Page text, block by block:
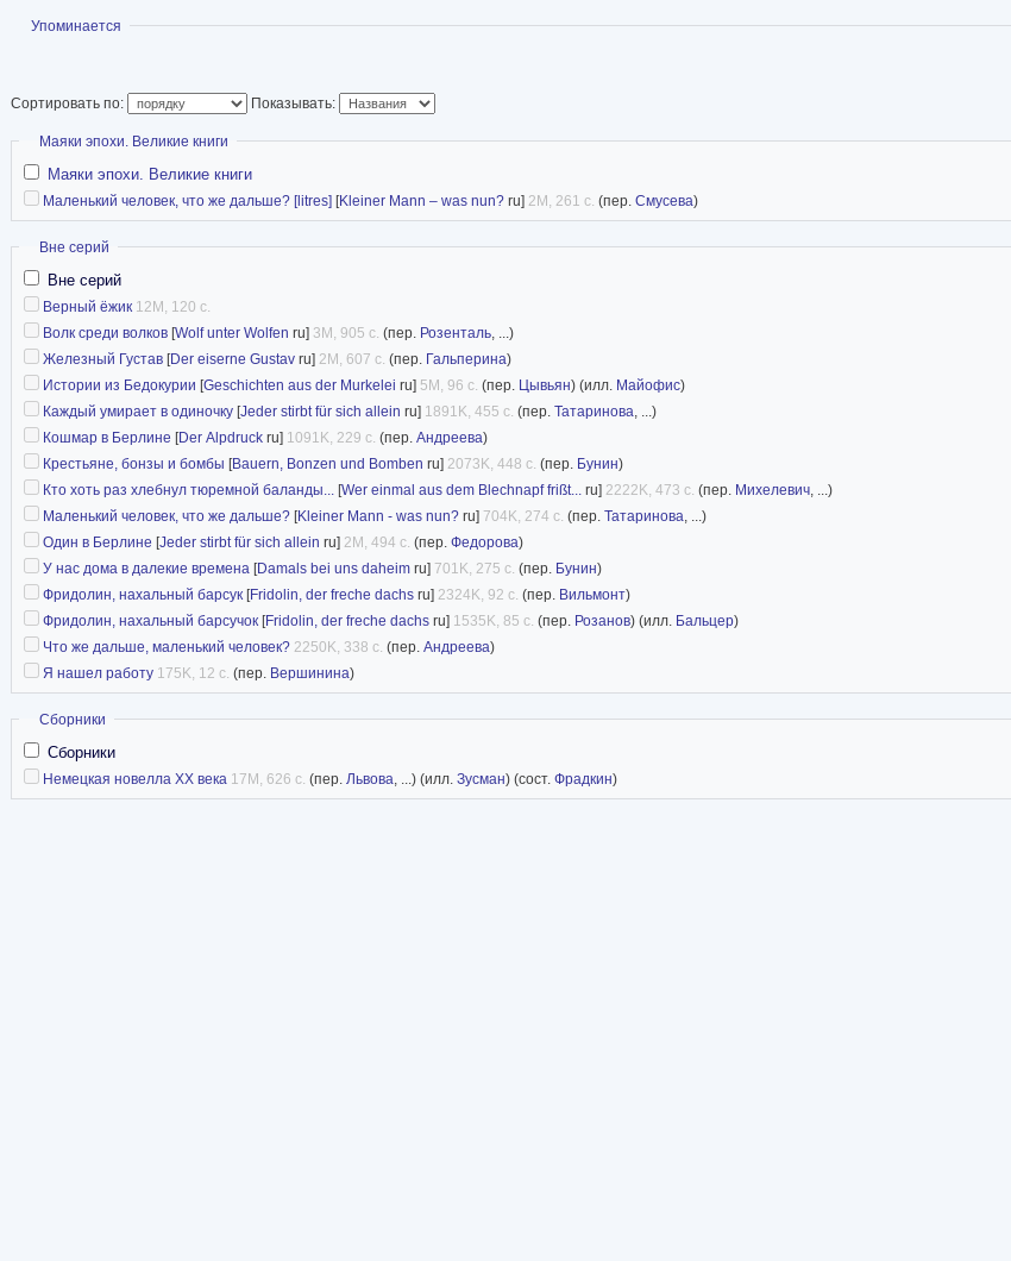
Показать
Упоминается
Сортировать по: Показывать:
Скрыть
Маяки эпохи. Великие книги
Маяки эпохи. Великие книги
Маленький человек, что же дальше? [litres] [Kleiner Mann – was nun? ru] 2M, 261 с. (пер. Смусева)
Скрыть
Вне серий
Вне серий
Верный ёжик 12M, 120 с.
Волк среди волков [Wolf unter Wolfen ru] 3M, 905 с. (пер. Розенталь, ...)
Железный Густав [Der eiserne Gustav ru] 2M, 607 с. (пер. Гальперина)
Истории из Бедокурии [Geschichten aus der Murkelei ru] 5M, 96 с. (пер. Цывьян) (илл. Майофис)
Каждый умирает в одиночку [Jeder stirbt für sich allein ru] 1891K, 455 с. (пер. Татаринова, ...)
Кошмар в Берлине [Der Alpdruck ru] 1091K, 229 с. (пер. Андреева)
Крестьяне, бонзы и бомбы [Bauern, Bonzen und Bomben ru] 2073K, 448 с. (пер. Бунин)
Кто хоть раз хлебнул тюремной баланды... [Wer einmal aus dem Blechnapf frißt... ru] 2222K, 473 с. (пер. Михелевич, ...)
Маленький человек, что же дальше? [Kleiner Mann - was nun? ru] 704K, 274 с. (пер. Татаринова, ...)
Один в Берлине [Jeder stirbt für sich allein ru] 2M, 494 с. (пер. Федорова)
У нас дома в далекие времена [Damals bei uns daheim ru] 701K, 275 с. (пер. Бунин)
Фридолин, нахальный барсук [Fridolin, der freche dachs ru] 2324K, 92 с. (пер. Вильмонт)
Фридолин, нахальный барсучок [Fridolin, der freche dachs ru] 1535K, 85 с. (пер. Розанов) (илл. Бальцер)
Что же дальше, маленький человек? 2250K, 338 с. (пер. Андреева)
Я нашел работу 175K, 12 с. (пер. Вершинина)
Скрыть
Сборники
Сборники
Немецкая новелла ХХ века 17M, 626 с. (пер. Львова, ...) (илл. Зусман) (сост. Фрадкин)